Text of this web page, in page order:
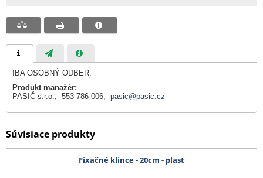
IBA OSOBNÝ ODBER.
Produkt manažér:
PASIČ s.r.o., 553 786 006, pasic@pasic.cz
Súvisiace produkty
Fixačné klince - 20cm - plast